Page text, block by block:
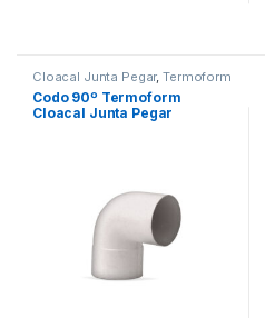
Cloacal Junta Pegar,Termoform
Codo 90º Termoform
Cloacal Junta Pegar